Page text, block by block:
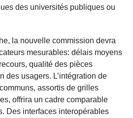
des universités publiques ou
la nouvelle commission devra
mesurables: délais moyens
qualité des pièces
des usagers. L’intégration de
assortis de grilles
offrira un cadre comparable
Des interfaces interopérables